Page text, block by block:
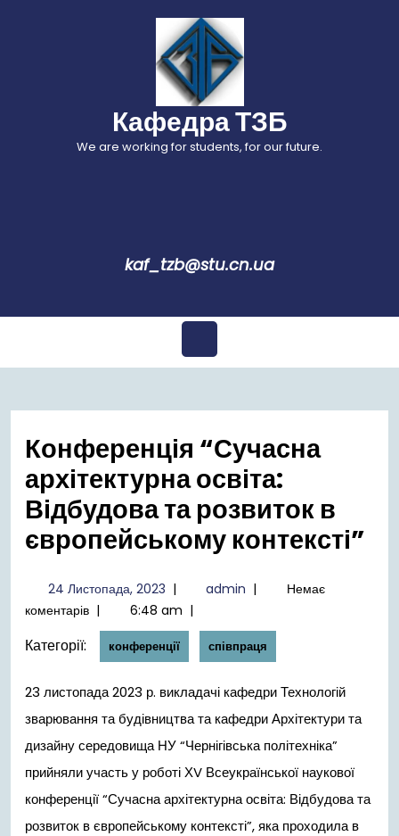
Кафедра ТЗБ
We are working for students, for our future.
kaf_tzb@stu.cn.ua
Відкрити
меню
Конференція “Сучасна
архітектурна освіта:
Відбудова та розвиток в
європейському контексті”
24 Листопада, 202324
Листопада,
| admin admin
|
Немає
коментарів | 6:48 am |
Категорії: конференції співпраця
23 листопада 2023 р. викладачі кафедри Технологій
зварювання та будівництва та кафедри Архітектури та
дизайну середовища НУ “Чернігівська політехніка”
прийняли участь у роботі ХV Всеукраїнської наукової
конференції “Сучасна архітектурна освіта: Відбудова та
розвиток в європейському контексті”, яка проходила в